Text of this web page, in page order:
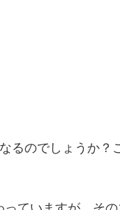
るのでしょうか